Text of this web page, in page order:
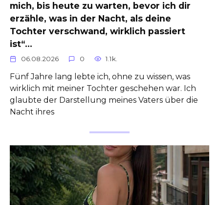
mich, bis heute zu warten, bevor ich dir
erzähle, was in der Nacht, als deine
Tochter verschwand, wirklich passiert
ist“…
06.08.2026 0 1.1k.
Fünf Jahre lang lebte ich, ohne zu wissen, was
wirklich mit meiner Tochter geschehen war. Ich
glaubte der Darstellung meines Vaters über die
Nacht ihres